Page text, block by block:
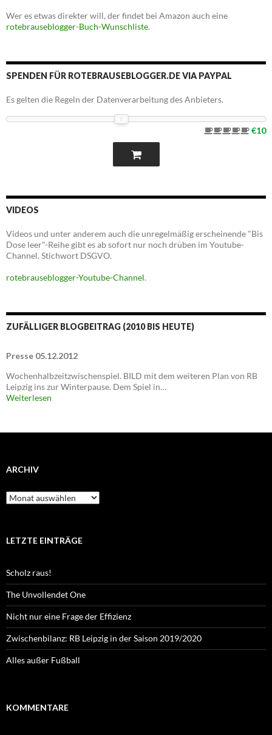
Wer es etwas direkter will, der findet bei Amazon auch eine
rotebrauseblogger-Buch-Wunschliste.
SPENDEN FÜR ROTEBRAUSEBLOGGER.DE VIA PAYPAL
Es gelten die Regeln der Datenverarbeitung des Anbieters.
€10
VIDEOS
Videos und unter anderem auch die unregelmäßig erscheinende "Bis
Dose leer"-Reihe gibt es ab sofort nur noch drüben im Youtube-
Channel. Stichwort DSGVO.
rotebrauseblogger-Youtube-Channel.
ZUFÄLLIGER BLOGBEITRAG (2010 BIS HEUTE)
Presse 05.12.2012
Wochenhalbzeitzwischenspiel. BILD mit dem weiteren Plan von RB
Leipzig ins zur Winterpause. Dem Spiel in…
Weiterlesen
ARCHIV
Archiv
LETZTE EINTRÄGE
Scholz raus!
The Unvollendet One
Nicht nur eine Frage der Effizienz
Zwischenbilanz: RB Leipzig in der Saison 2019/2020
Alles außer Fußball
KOMMENTARE